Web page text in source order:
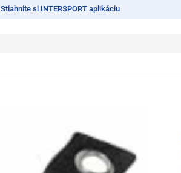
Stiahnite si INTERSPORT aplikáciu